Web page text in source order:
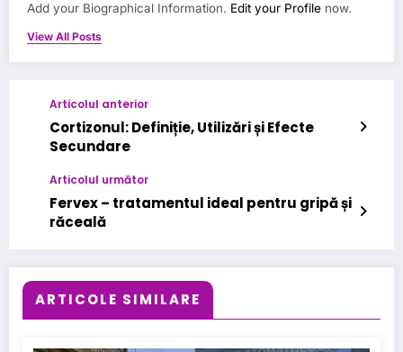
Add your Biographical Information. Edit your Profile now.
View All Posts
Articolul anterior
Cortizonul: Definiție, Utilizări și Efecte
Secundare
Articolul următor
Fervex – tratamentul ideal pentru gripă și
răceală
ARTICOLE SIMILARE